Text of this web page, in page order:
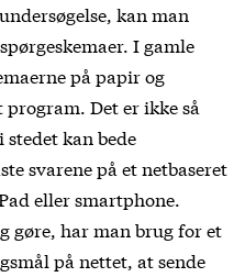
kan man
I gamle
på papir og
Det er ikke så
kan bede
svarene på et netbaseret
eller smartphone.
gøre, har man brug for et
på nettet, at sende